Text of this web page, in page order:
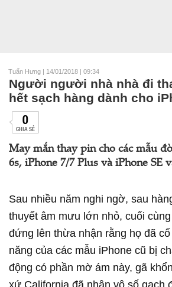
Tuấn Hưng | 14/01/2018 | 09:34
Người người nhà nhà đi
hết sạch hàng dành cho
0
CHIA SẺ
May mắn thay pin cho các mẫu
6s, iPhone 7/7 Plus và iPhone SE
Sau nhiều năm nghi ngờ, sau
thuyết âm mưu lớn nhỏ, cuối
đứng lên thừa nhận rằng họ đã
năng của các mẫu iPhone cũ bị
động có phần mờ ám này, gã
xứ California đã nhận vô số gạch